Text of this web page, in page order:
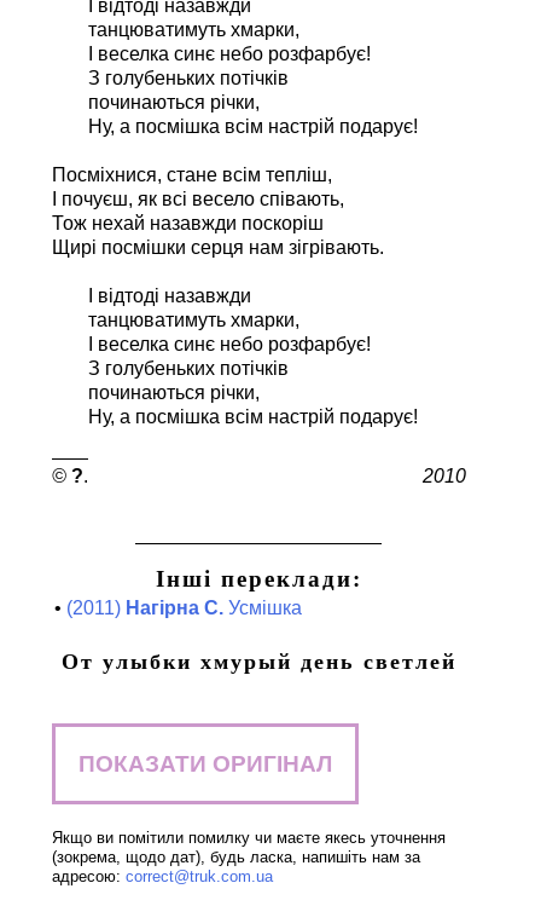
І відтоді назавжди
танцюватимуть хмарки,
І веселка синє небо розфарбує!
З голубеньких потічків
починаються річки,
Ну, а посмішка всім настрій подарує!
Посміхнися, стане всім тепліш,
І почуєш, як всі весело співають,
Тож нехай назавжди поскоріш
Щирі посмішки серця нам зігрівають.
І відтоді назавжди
танцюватимуть хмарки,
І веселка синє небо розфарбує!
З голубеньких потічків
починаються річки,
Ну, а посмішка всім настрій подарує!
? 2010
Інші переклади:
• (2011) Нагірна С.Усмішка
От улыбки хмурый день светлей
ПОКАЗАТИ ОРИГІНАЛ
Якщо ви помітили помилку чи маєте якесь уточнення
(зокрема, щодо дат), будь ласка, напишіть нам за
адресою: correct@truk.com.ua